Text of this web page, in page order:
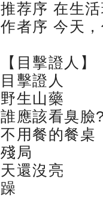
推荐序 在生
作者序 今天
【目擊證人】
目擊證人
野生山藥
誰應該看臭臉
不用餐的餐桌
殘局
天還沒亮
躁